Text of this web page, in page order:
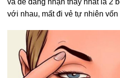
và dễ dàng nhận thấy nhất là 2
với nhau, mất đi vẻ tự nhiên vốn